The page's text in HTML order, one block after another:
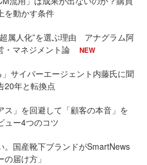
を動かす条件
属人化”を選ぶ理由 アナグラム阿
・マネジメント論
NEW
」サイバーエージェント内藤氏に聞
20年と転換点
ス」を回避して「顧客の本音」を
ュー4つのコツ
。国産靴下ブランドがSmartNews
届け方」